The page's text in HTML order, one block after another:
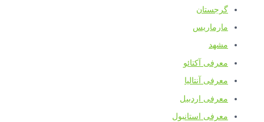
گرجستان
مارماریس
مشهد
معرفی آکتائو
معرفی آنتالیا
معرفی اردبیل
معرفی استانبول